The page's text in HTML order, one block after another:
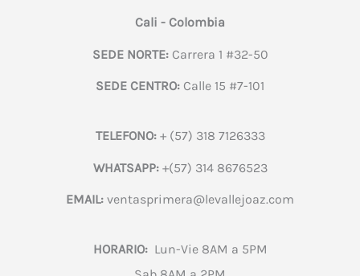
Cali - Colombia
SEDE NORTE:Carrera 1 #32-50
SEDE CENTRO: Calle 15 #7-101
TELEFONO:+ (57) 318 7126333
WHATSAPP:+(57) 314 8676523
EMAIL: ventasprimera@levallejoaz.com
HORARIO:Lun-Vie 8AM a 5PM